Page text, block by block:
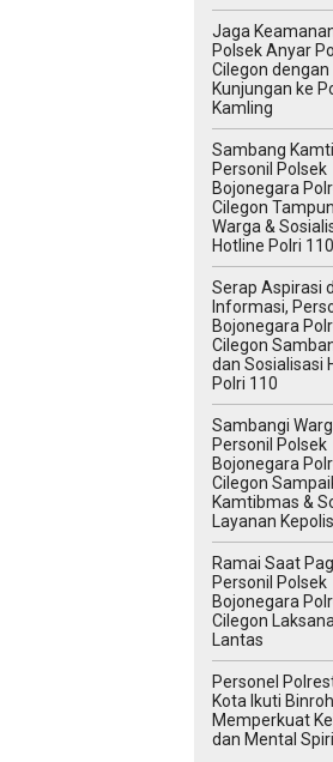
Jaga
Polsek Anyar
Cilegon dengan
Kunjungan ke
Kamling
Sambang
Personil Polsek
Bojonegara
Cilegon
Warga &
Hotline Polri 110
Serap Aspirasi
Informasi,
Bojonegara
Cilegon
dan Sosialisasi
Polri 110
Sambangi
Personil Polsek
Bojonegara
Cilegon
Kamtibmas &
Layanan
Ramai Saat
Personil Polsek
Bojonegara
Cilegon
Lantas
Personel
Kota Ikuti
Memperkuat
dan Mental